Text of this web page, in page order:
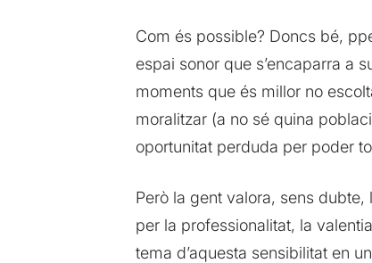
Com és possible? Doncs bé,
espai sonor que s’encaparra a
moments que és millor no
moralitzar (a no sé quina
oportunitat perduda per poder
Però la gent valora, sens dubte,
per la professionalitat, la
tema d’aquesta sensibilitat en